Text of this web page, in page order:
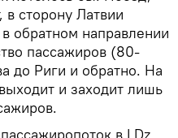
в сторону Латвии
обратном направлении
пассажиров (80-
до Риги и обратно. На
и заходит лишь
в LDz